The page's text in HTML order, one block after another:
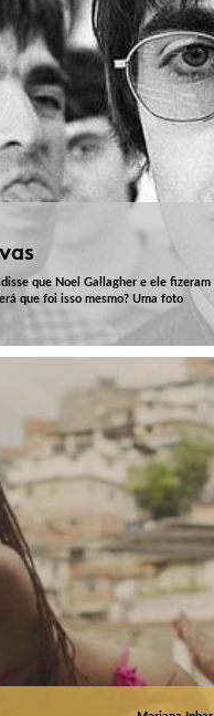
que Noel Gallagher e ele fizeram
que foi isso mesmo? Uma foto